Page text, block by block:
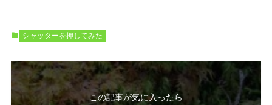
シャッターを押してみた
この記事が気に入ったら